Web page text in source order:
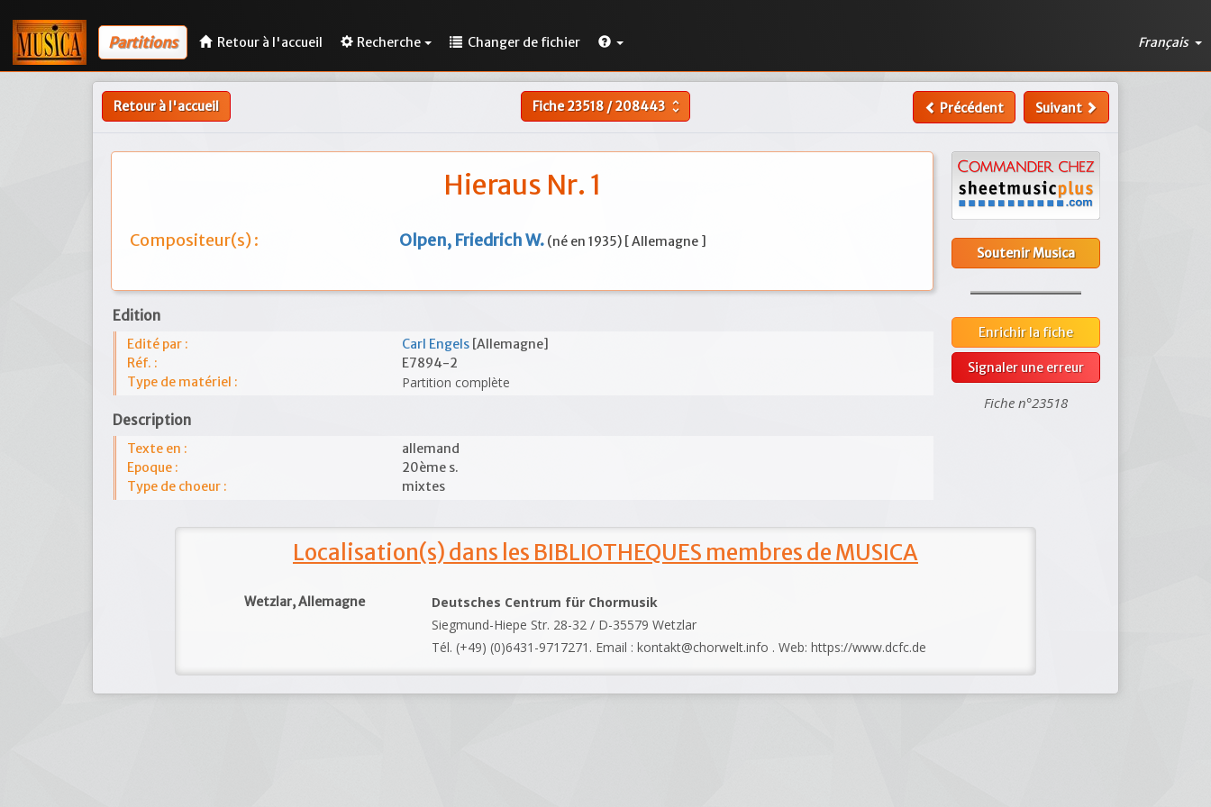
Partitions Retour à l'accueil Recherche Changer de fichier Français
Retour à l'accueil Fiche23518/208443 unfold_more Précédent Suivant
Hieraus Nr. 1
Compositeur(s) : Olpen, Friedrich W. (né en 1935) [ Allemagne ]
Edition
Edité par : Carl Engels [Allemagne]
Réf. :
E7894-2
Type de matériel :
Partition complète
Description
Texte en :
allemand
Epoque :
20ème s.
Type de choeur :
mixtes
Soutenir Musica
Enrichir la fiche
Signaler une erreur
Fiche n°23518
Localisation(s) dans les BIBLIOTHEQUES membres de MUSICA
Wetzlar, Allemagne
Deutsches Centrum für Chormusik
Siegmund-Hiepe Str. 28-32 / D-35579 Wetzlar
Tél. (+49) (0)6431-9717271. Email : kontakt@chorwelt.info . Web: https://www.dcfc.de